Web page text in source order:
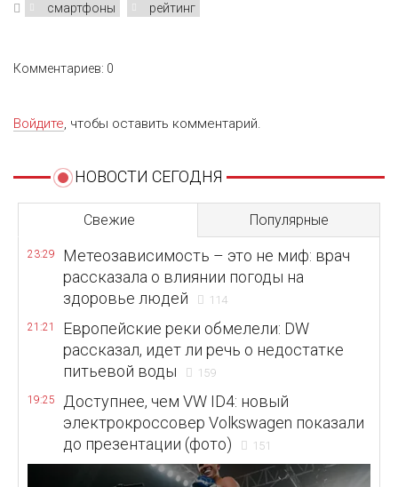
смартфоны рейтинг
Комментариев: 0
Войдите, чтобы оставить комментарий.
НОВОСТИ СЕГОДНЯ
Свежие Популярные
23:29
Метеозависимость – это не миф: врач
рассказала о влиянии погоды на
здоровье людей
114
21:21
Европейские реки обмелели: DW
рассказал, идет ли речь о недостатке
питьевой воды
159
19:25
Доступнее, чем VW ID4: новый
электрокроссовер Volkswagen показали
до презентации (фото)
151